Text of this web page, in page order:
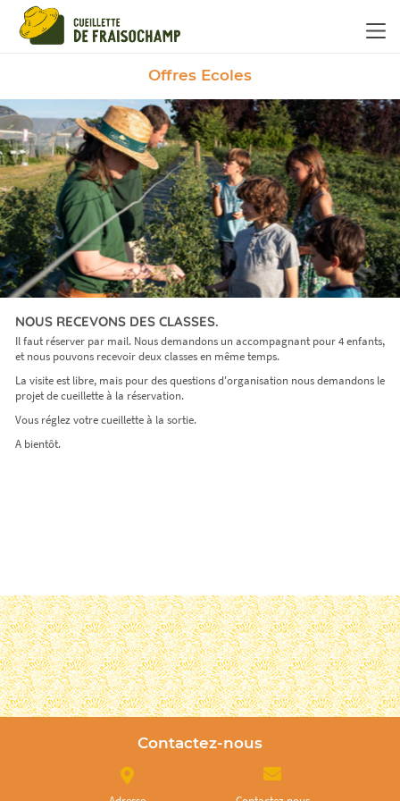
Offres Ecoles
NOUS RECEVONS DES CLASSES.
Il faut réserver par mail. Nous demandons un accompagnant pour 4 enfants,
et nous pouvons recevoir deux classes en même temps.
La visite est libre, mais pour des questions d'organisation nous demandons le
projet de cueillette à la réservation.
Vous réglez votre cueillette à la sortie.
A bientôt.
Contactez-nous
Panneau de gestion des cookies